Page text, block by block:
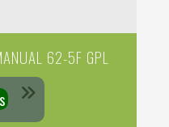
62-5F GPL